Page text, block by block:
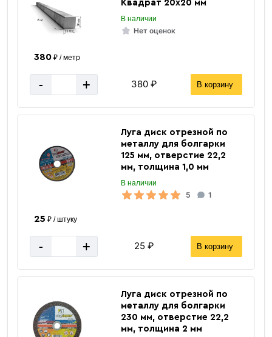
Квадрат 20х20 мм
В наличии
Нет оценок
380₽ / метр
- + 380 ₽ В корзину
Луга диск отрезной по
металлу для болгарки
125 мм, отверстие 22,2
мм, толщина 1,0 мм
В наличии
5 1
25 ₽ / штуку
- + 25 ₽ В корзину
Луга диск отрезной по
металлу для болгарки
230 мм, отверстие 22,2
мм, толщина 2 мм